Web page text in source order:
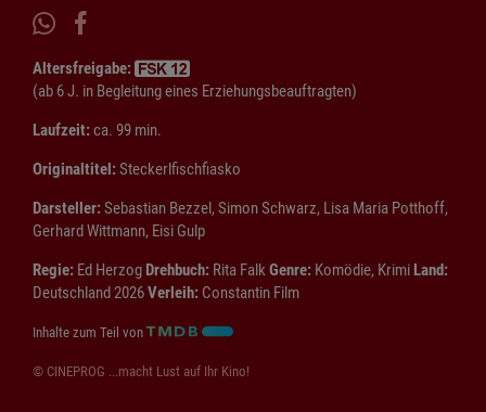
Altersfreigabe:
(ab 6 J. in Begleitung eines Erziehungsbeauftragten)
Laufzeit:ca. 99 min.
Originaltitel:Steckerlfischfiasko
Darsteller:Sebastian Bezzel, Simon Schwarz, Lisa Maria Potthoff,
Gerhard Wittmann, Eisi Gulp
Regie: Ed Herzog Drehbuch: Rita FalkGenre: Komödie, Krimi Land:
Deutschland 2026Verleih: Constantin Film
Inhalte zum Teil von
© CINEPROG ...macht Lust auf Ihr Kino!